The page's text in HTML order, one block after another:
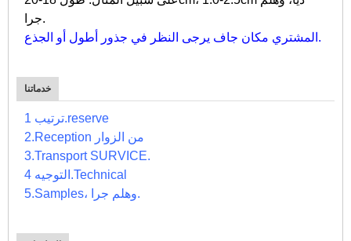
جرا.
المشتري مكان جاف يرجى النظر في جذور أطول أو الجذع.
خدماتنا
ترتيب 1.reserve
3.Transport SURVICE.
التوجيه 4.Technical
5.Samples، وهلم جرا.